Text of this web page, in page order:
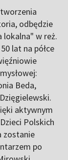
odbędzie
lokalna" w reż.
lat na półce
Beda,
aktywnym
Polskich
zostanie
po